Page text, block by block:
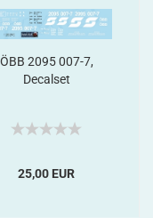
ÖBB 2095 007-7,
Decalset
25,00 EUR